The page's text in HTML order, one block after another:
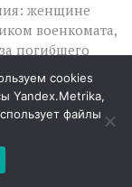
женщине
военкомата,
погибшего
финансовая
поэтому
Именно на
свои сценарии
превратить
cookies
Yandex.Metrika,
файлы